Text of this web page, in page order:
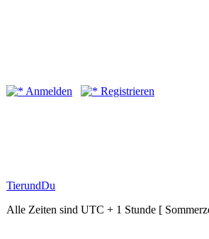
Anmelden Registrieren
TierundDu
Alle Zeiten sind UTC + 1 Stunde [